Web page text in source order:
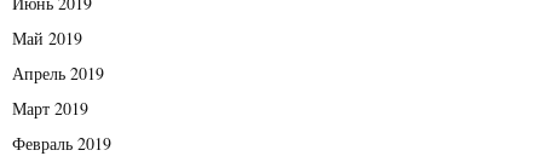
Май 2019
Апрель 2019
Март 2019
Февраль 2019